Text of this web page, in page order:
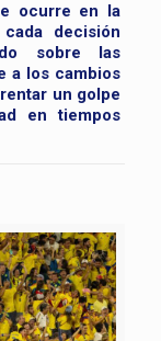
ocurre en la
decisión
sobre las
a los cambios
un golpe
en tiempos